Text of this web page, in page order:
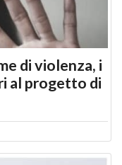
di violenza, i
al progetto di